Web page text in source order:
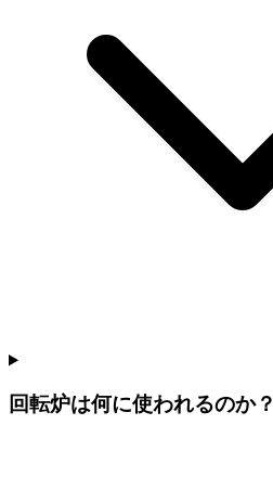
回転炉は何に使われるのか？